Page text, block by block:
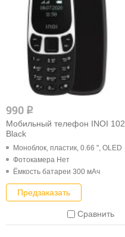
990 q
Мобильный телефон INOI 102
Black
Моноблок, пластик, 0.66 ", OLED
Фотокамера Нет
Ёмкость батареи 300 мАч
Предзаказать
Сравнить